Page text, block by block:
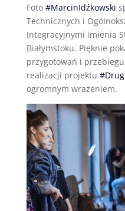
Foto #MarcinIdźkowski
Technicznych i
Integracyjnymi imienia
Białymstoku. Pięknie
przygotowań i
realizacji projektu
ogromnym wrażeniem.